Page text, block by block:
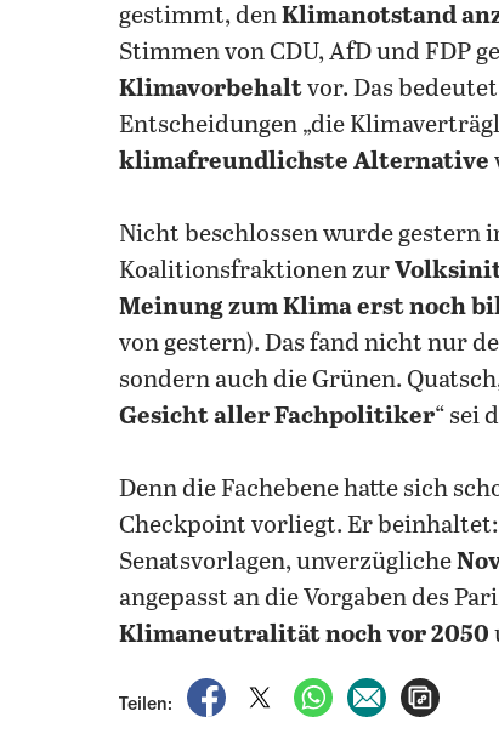
gestimmt, denKlimanotstand
Stimmen von CDU, AfD und FDP
Klimavorbehaltvor. Das
Entscheidungen „die
klimafreundlichste Alternative
Nicht beschlossen wurde gestern
Koalitionsfraktionen zur
Meinung zum Klima erst noch
von gestern). Das fand nicht nur
sondern auch die Grünen.
Gesicht aller Fachpolitiker“ sei
Denn die Fachebene hatte sich
Checkpoint vorliegt. Er beinhaltet:
Senatsvorlagen, unverzügliche
angepasst an die Vorgaben des
Klimaneutralität noch vor 2050
Teilen:
auf Facebook teilen
auf X teilenper WhatsApp teilen
per E-Mail